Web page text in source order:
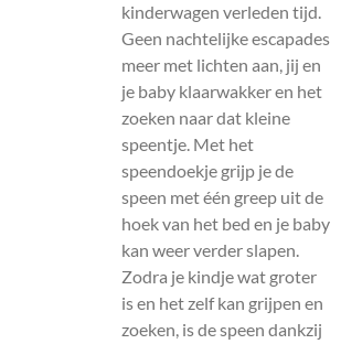
kinderwagen verleden tijd.
Geen nachtelijke escapades
meer met lichten aan, jij en
je baby klaarwakker en het
zoeken naar dat kleine
speentje. Met het
speendoekje grijp je de
speen met één greep uit de
hoek van het bed en je baby
kan weer verder slapen.
Zodra je kindje wat groter
is en het zelf kan grijpen en
zoeken, is de speen dankzij